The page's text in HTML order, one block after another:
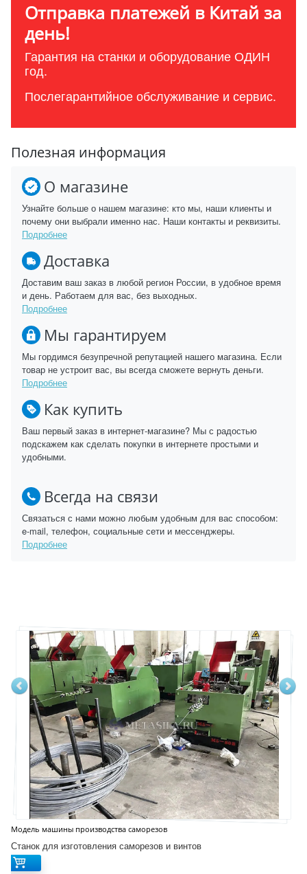
Отправка платежей в Китай за
день!
Гарантия на станки и оборудование ОДИН
год.
Послегарантийное обслуживание и сервис.
Полезная информация
О магазине
Узнайте больше о нашем магазине: кто мы, наши клиенты и
почему они выбрали именно нас. Наши контакты и реквизиты.
Подробнее
Доставка
Доставим ваш заказ в любой регион России, в удобное время
и день. Работаем для вас, без выходных.
Подробнее
Мы гарантируем
Мы гордимся безупречной репутацией нашего магазина. Если
товар не устроит вас, вы всегда сможете вернуть деньги.
Подробнее
Как купить
Ваш первый заказ в интернет-магазине? Мы с радостью
подскажем как сделать покупки в интернете простыми и
удобными.
Всегда на связи
Связаться с нами можно любым удобным для вас способом:
e-mail, телефон, социальные сети и мессенджеры.
Подробнее
Модель машины производства саморезов
Станок для изготовления саморезов и винтов